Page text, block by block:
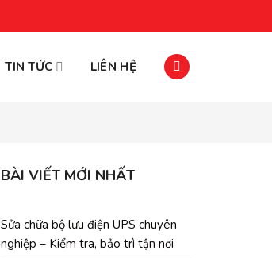
TIN TỨC LIÊN HỆ
BÀI VIẾT MỚI NHẤT
Sửa chữa bộ lưu điện UPS chuyên
nghiệp – Kiểm tra, bảo trì tận nơi